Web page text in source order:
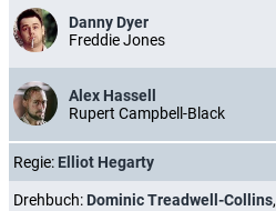
Danny Dyer
Freddie Jones
Alex Hassell
Rupert Campbell-Black
Regie: Elliot Hegarty
Drehbuch: Dominic Treadwell-Collins,